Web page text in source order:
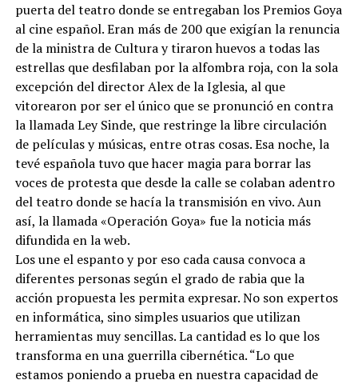
puerta del teatro donde se entregaban los Premios Goya
al cine español. Eran más de 200 que exigían la renuncia
de la ministra de Cultura y tiraron huevos a todas las
estrellas que desfilaban por la alfombra roja, con la sola
excepción del director Alex de la Iglesia, al que
vitorearon por ser el único que se pronunció en contra
la llamada Ley Sinde, que restringe la libre circulación
de películas y músicas, entre otras cosas. Esa noche, la
tevé española tuvo que hacer magia para borrar las
voces de protesta que desde la calle se colaban adentro
del teatro donde se hacía la transmisión en vivo. Aun
así, la llamada «Operación Goya» fue la noticia más
difundida en la web.
Los une el espanto y por eso cada causa convoca a
diferentes personas según el grado de rabia que la
acción propuesta les permita expresar. No son expertos
en informática, sino simples usuarios que utilizan
herramientas muy sencillas. La cantidad es lo que los
transforma en una guerrilla cibernética. “Lo que
estamos poniendo a prueba en nuestra capacidad de